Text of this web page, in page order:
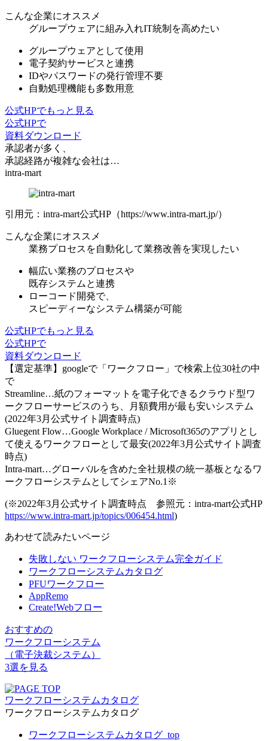
こんな企業にオススメ
グループウェアに組み入れIT統制を高めたい
グループウェアとして使用
電子契約サービスと連携
IDやパスワードの発行管理不要
自動処理機能も多数用意
公式HPでもっと見る
公式HPで
資料ダウンロード
承認者が多く、
承認経路が複雑な会社は…
intra-mart
引用元：intra-mart公式HP（https://www.intra-mart.jp/）
こんな企業にオススメ
業務プロセスを自動化して業務改善を実現したい
幅広い業務のプロセスや
既存システムと連携
ローコード開発で、
スピーディーなシステム構築が可能
公式HPでもっと見る
公式HPで
資料ダウンロード
【選定基準】googleで「ワークフロー」で検索上位30社の中
で
Streamline…紙のフォーマットを電子化できるクラウド型ワ
ークフローサービスのうち、月額費用が最も安いシステム
(2022年3月公式サイト調査時点)
Gluegent Flow…Google Workplace / Microsoft365のアプリとし
て使えるワークフローとして最安(2022年3月公式サイト調査
時点)
Intra-mart…グローバルを含めた全社規模の統一基板となるワ
ークフローシステムとしてシェアNo.1※
(※2022年3月公式サイト調査時点 参照元：intra-mart公式HP
https://www.intra-mart.jp/topics/006454.html)
あわせて読みたいページ
失敗しない ワークフローシステム完全ガイド
ワークフローシステムカタログ
PFUワークフロー
AppRemo
Create!Webフロー
おすすめの
ワークフローシステム
（電子決裁システム）
3選を見る
ワークフローシステムカタログ
ワークフローシステムカタログ
ワークフローシステムカタログ_top